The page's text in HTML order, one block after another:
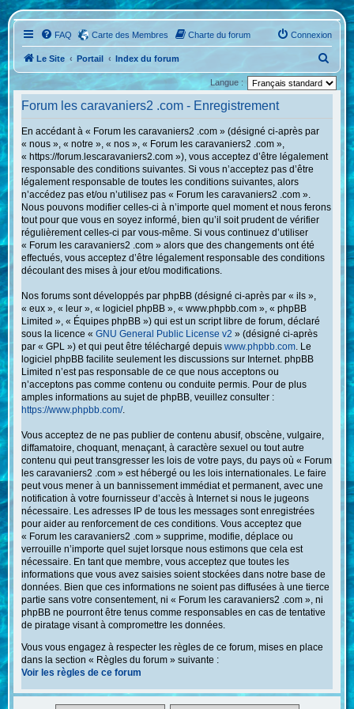
FAQ Carte des Membres Charte du forum Connexion
Le Site Portail Index du forum
e
c
e
Langue :
Forum les caravaniers2 .com - Enregistrement
En accédant à « Forum les caravaniers2 .com » (désigné ci-après par
« nous », « notre », « nos », « Forum les caravaniers2 .com »,
« https://forum.lescaravaniers2.com »), vous acceptez d’être légalement
responsable des conditions suivantes. Si vous n’acceptez pas d’être
légalement responsable de toutes les conditions suivantes, alors
n’accédez pas et/ou n’utilisez pas « Forum les caravaniers2 .com ».
Nous pouvons modifier celles-ci à n’importe quel moment et nous ferons
tout pour que vous en soyez informé, bien qu’il soit prudent de vérifier
régulièrement celles-ci par vous-même. Si vous continuez d’utiliser
« Forum les caravaniers2 .com » alors que des changements ont été
effectués, vous acceptez d’être légalement responsable des conditions
découlant des mises à jour et/ou modifications.
Nos forums sont développés par phpBB (désigné ci-après par « ils »,
« eux », « leur », « logiciel phpBB », « www.phpbb.com », « phpBB
Limited », « Équipes phpBB ») qui est un script libre de forum, déclaré
sous la licence «GNU General Public License v2 » (désigné ci-après
par « GPL ») et qui peut être téléchargé depuiswww.phpbb.com. Le
logiciel phpBB facilite seulement les discussions sur Internet. phpBB
Limited n’est pas responsable de ce que nous acceptons ou
n’acceptons pas comme contenu ou conduite permis. Pour de plus
amples informations au sujet de phpBB, veuillez consulter :
https://www.phpbb.com/.
Vous acceptez de ne pas publier de contenu abusif, obscène, vulgaire,
diffamatoire, choquant, menaçant, à caractère sexuel ou tout autre
contenu qui peut transgresser les lois de votre pays, du pays où « Forum
les caravaniers2 .com » est hébergé ou les lois internationales. Le faire
peut vous mener à un bannissement immédiat et permanent, avec une
notification à votre fournisseur d’accès à Internet si nous le jugeons
nécessaire. Les adresses IP de tous les messages sont enregistrées
pour aider au renforcement de ces conditions. Vous acceptez que
« Forum les caravaniers2 .com » supprime, modifie, déplace ou
verrouille n’importe quel sujet lorsque nous estimons que cela est
nécessaire. En tant que membre, vous acceptez que toutes les
informations que vous avez saisies soient stockées dans notre base de
données. Bien que ces informations ne soient pas diffusées à une tierce
partie sans votre consentement, ni « Forum les caravaniers2 .com », ni
phpBB ne pourront être tenus comme responsables en cas de tentative
de piratage visant à compromettre les données.
Vous vous engagez à respecter les règles de ce forum, mises en place
dans la section « Règles du forum » suivante :
Voir les règles de ce forum